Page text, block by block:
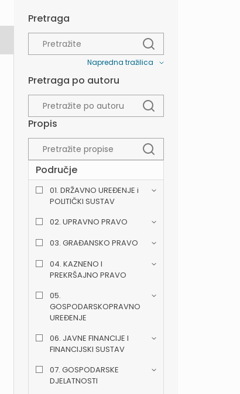
Pretraga
Napredna tražilica
Pretraga po autoru
Propis
Područje
01. DRŽAVNO UREĐENJE i
POLITIČKI SUSTAV
02. UPRAVNO PRAVO
03. GRAĐANSKO PRAVO
04. KAZNENO I
PREKRŠAJNO PRAVO
05.
GOSPODARSKOPRAVNO
UREĐENJE
06. JAVNE FINANCIJE I
FINANCIJSKI SUSTAV
07. GOSPODARSKE
DJELATNOSTI